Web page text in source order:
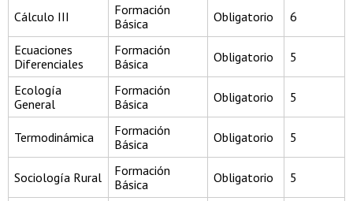
Cálculo III
Formación
Básica
Obligatorio 6
Ecuaciones
Diferenciales
Formación
Básica
Obligatorio 5
Ecología
General
Formación
Básica
Obligatorio 5
Termodinámica
Formación
Básica
Obligatorio 5
Sociología Rural
Formación
Básica
Obligatorio 5